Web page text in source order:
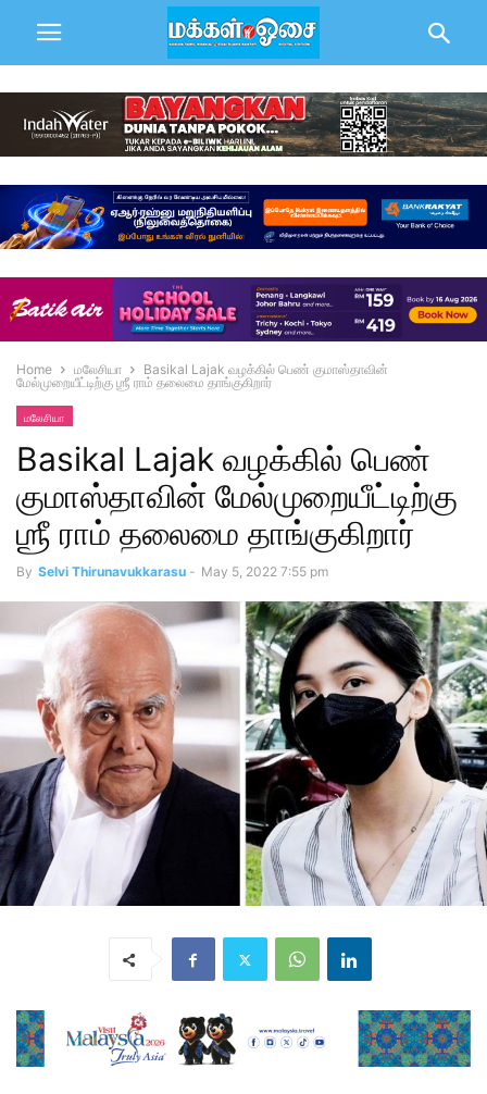
Home மலேசியா
Basikal Lajak வழக்கில் பெண் குமாஸ்தாவின்
மேல்முறையீட்டிற்கு ஶ்ரீ ராம் தலைமை தாங்குகிறார்
மலேசியா
Basikal Lajak வழக்கில் பெண்
குமாஸ்தாவின் மேல்முறையீட்டிற்கு
ஶ்ரீ ராம் தலைமை தாங்குகிறார்
By Selvi Thirunavukkarasu - May 5, 2022 7:55 pm